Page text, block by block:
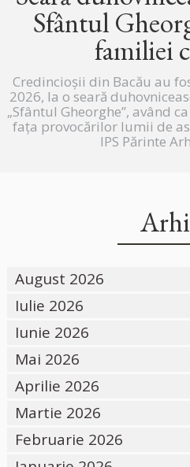
Sfântul
familiei
Credincioșii din Bacău au
2026, la o seară
„Sfântul Gheorghe”, având
fața provocărilor lumii de
IPS Părinte
August 2026
Iulie 2026
Iunie 2026
Mai 2026
Aprilie 2026
Martie 2026
Februarie 2026